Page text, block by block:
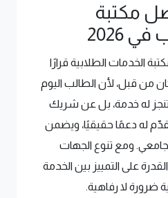
مكتبة
2026
مكتبة الخدمات الطلابية قرارًا
من قبل، لأن الطالب اليوم
له خدمة، بل عن شريك
له دعمًا حقيقيًا، ويضمن
ومع تنوع الجهات
على التمييز بين الخدمة
ضرورة لا رفاهية.